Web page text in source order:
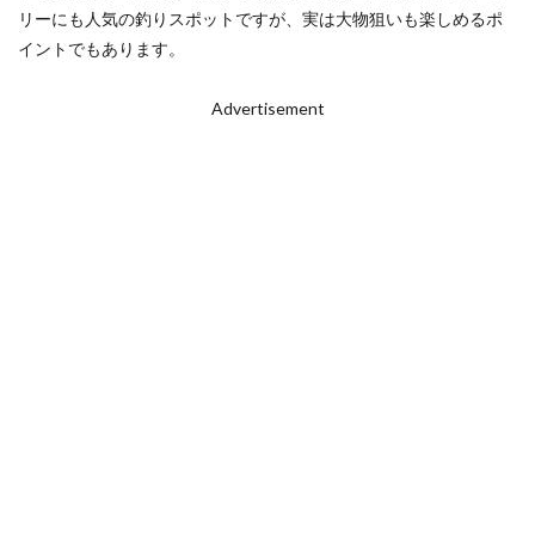
リーにも人気の釣りスポットですが、実は大物狙いも楽しめるポ
イントでもあります。
Advertisement